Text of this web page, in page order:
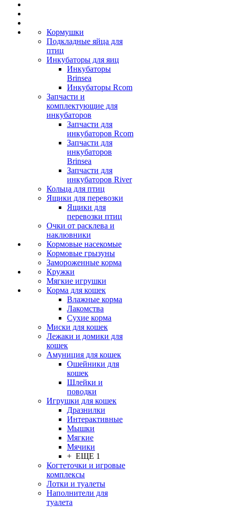
Кормушки
Подкладные яйца для
птиц
Инкубаторы для яиц
Инкубаторы
Brinsea
Инкубаторы Rcom
Запчасти и
комплектующие для
инкубаторов
Запчасти для
инкубаторов Rcom
Запчасти для
инкубаторов
Brinsea
Запчасти для
инкубаторов River
Кольца для птиц
Ящики для перевозки
Ящики для
перевозки птиц
Очки от расклева и
наклювники
Кормовые насекомые
Кормовые грызуны
Замороженные корма
Кружки
Мягкие игрушки
Корма для кошек
Влажные корма
Лакомства
Сухие корма
Миски для кошек
Лежаки и домики для
кошек
Амуниция для кошек
Ошейники для
кошек
Шлейки и
поводки
Игрушки для кошек
Дразнилки
Интерактивные
Мышки
Мягкие
Мячики
+ ЕЩЕ 1
Когтеточки и игровые
комплексы
Лотки и туалеты
Наполнители для
туалета